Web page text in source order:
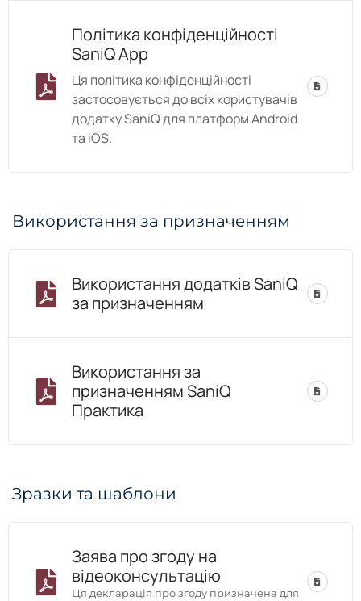
Політика конфіденційності
SaniQ App
Ця політика конфіденційності
застосовується до всіх користувачів
додатку SaniQ для платформ Android
та iOS.
Використання за призначенням
Використання додатків SaniQ
за призначенням
Використання за
призначенням SaniQ
Практика
Зразки та шаблони
Заява про згоду на
відеоконсультацію
Ця декларація про згоду призначена для